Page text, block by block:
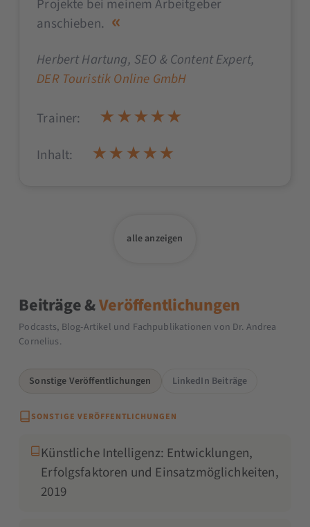
Projekte bei meinem Arbeitgeber
anschieben.
Herbert Hartung, SEO & Content Expert,
DER Touristik Online GmbH
Trainer:
Inhalt:
alle anzeigen
Beiträge &Veröffentlichungen
Podcasts, Blog-Artikel und Fachpublikationen von Dr. Andrea
Cornelius.
Sonstige Veröffentlichungen LinkedIn Beiträge
SONSTIGE VERÖFFENTLICHUNGEN
Künstliche Intelligenz: Entwicklungen,
Erfolgsfaktoren und Einsatzmöglichkeiten,
2019